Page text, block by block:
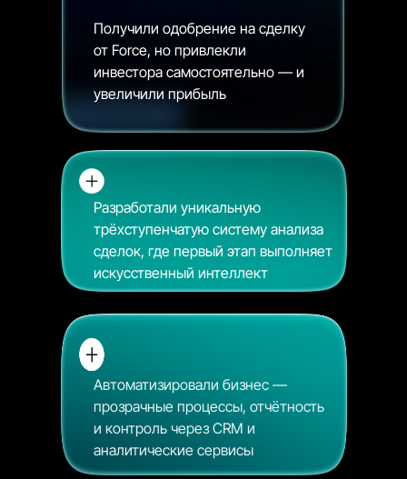
Получили одобрение на сделку
от Force, но привлекли
инвестора самостоятельно — и
увеличили прибыль
Разработали уникальную
трёхступенчатую систему анализа
сделок, где первый этап выполняет
искусственный интеллект
Автоматизировали бизнес —
прозрачные процессы, отчётность
и контроль через CRM и
аналитические сервисы